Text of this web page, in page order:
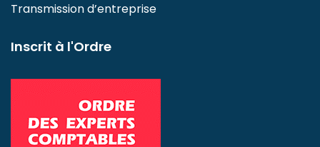
Transmission d’entreprise
Inscrit à l'Ordre